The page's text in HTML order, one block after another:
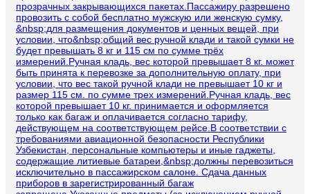
прозрачных закрывающихся пакетах.Пассажиру разрешено
провозить с собой бесплатно мужскую или женскую сумку,
&nbsp;для размещения документов и ценных вещей, при
условии, что&nbsp;общий вес ручной клади и такой сумки не
будет превышать 8 кг и 115 см по сумме трёх
измерений.Ручная кладь, вес которой превышает 8 кг. может
быть принята к перевозке за дополнительную оплату, при
условии, что вес такой ручной клади не превышает 10 кг и
размер 115 см. по сумме трех измерений.Ручная кладь, вес
которой превышает 10 кг. принимается и оформляется
только как багаж и оплачивается согласно тарифу,
действующем на соответствующем рейсе.В соответствии с
требованиями авиационной безопасности Республики
Узбекистан, персональные компьютеры и иные гаджеты,
содержащие литиевые батареи,&nbsp;должны перевозиться
исключительно в пассажирском салоне. Сдача данных
приборов в зарегистрированный багаж